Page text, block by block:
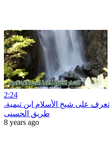
2:24
.تعرف على شيخ الأسلام ابن تيمية
طريق الحسنى
8 years ago